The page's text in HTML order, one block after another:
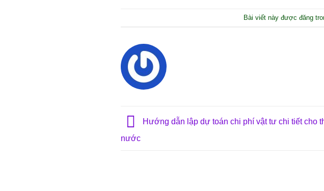
Bài viết này được đăng
Hướng dẫn lập dự toán chi phí vật tư chi tiết cho
nước